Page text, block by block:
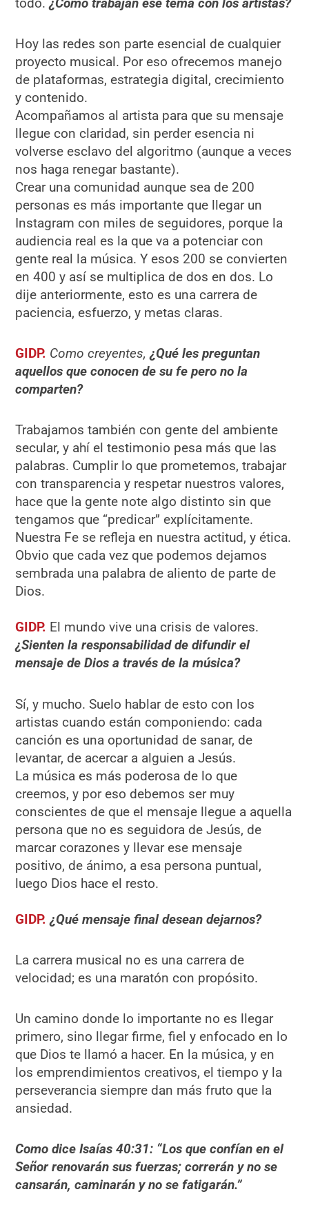
Hoy las redes son parte esencial de cualquier
proyecto musical. Por eso ofrecemos manejo
de plataformas, estrategia digital, crecimiento
y contenido.
Acompañamos al artista para que su mensaje
llegue con claridad, sin perder esencia ni
volverse esclavo del algoritmo (aunque a veces
nos haga renegar bastante).
Crear una comunidad aunque sea de 200
personas es más importante que llegar un
Instagram con miles de seguidores, porque la
audiencia real es la que va a potenciar con
gente real la música. Y esos 200 se convierten
en 400 y así se multiplica de dos en dos. Lo
dije anteriormente, esto es una carrera de
paciencia, esfuerzo, y metas claras.
GIDP. Como creyentes, ¿Quéles preguntan
aquellos que conocen de su fe pero no la
comparten?
Trabajamos también con gente del ambiente
secular, y ahí el testimonio pesa más que las
palabras. Cumplir lo que prometemos, trabajar
con transparencia y respetar nuestros valores,
hace que la gente note algo distinto sin que
tengamos que “predicar” explícitamente.
Nuestra Fe se refleja en nuestra actitud, y ética.
Obvio que cada vez que podemos dejamos
sembrada una palabra de aliento de parte de
Dios.
GIDP. El mundo vive una crisis de valores.
¿Sienten la responsabilidad de difundir el
mensaje de Dios a través de la música?
Sí, y mucho. Suelo hablar de esto con los
artistas cuando están componiendo: cada
canción es una oportunidad de sanar, de
levantar, de acercar a alguien a Jesús.
La música es más poderosa de lo que
creemos, y por eso debemos ser muy
conscientes de que el mensaje llegue a aquella
persona que no es seguidora de Jesús, de
marcar corazones y llevar ese mensaje
positivo, de ánimo, a esa persona puntual,
luego Dios hace el resto.
GIDP.¿Quémensaje final desean dejarnos?
La carrera musical no es una carrera de
velocidad; es una maratón con propósito.
Un camino donde lo importante no es llegar
primero, sino llegar firme, fiel y enfocado en lo
que Dios te llamó a hacer. En la música, y en
los emprendimientos creativos, el tiempo y la
perseverancia siempre dan más fruto que la
ansiedad.
Como dice Isaías 40:31: “Los que confían en el
Señor renovarán sus fuerzas; correrán y no se
cansarán, caminarán y no se fatigarán.”